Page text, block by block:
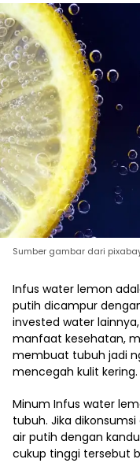
Sumber gambar dari
Infus water lemon
putih dicampur
invested water
manfaat kesehatan,
membuat tubuh jadi
mencegah kulit kering.
Minum Infus water
tubuh. Jika
air putih dengan
cukup tinggi tersebut